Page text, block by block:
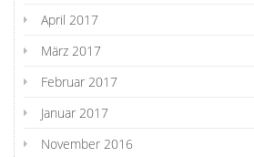
April 2017
März 2017
Februar 2017
Januar 2017
November 2016